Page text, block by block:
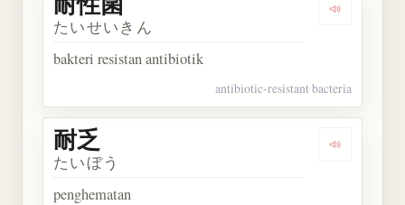
Dengarkan
たいせいきん
bakteri resistan antibiotik
antibiotic-resistant bacteria
Dengarkan
耐乏
たいぼう
penghematan